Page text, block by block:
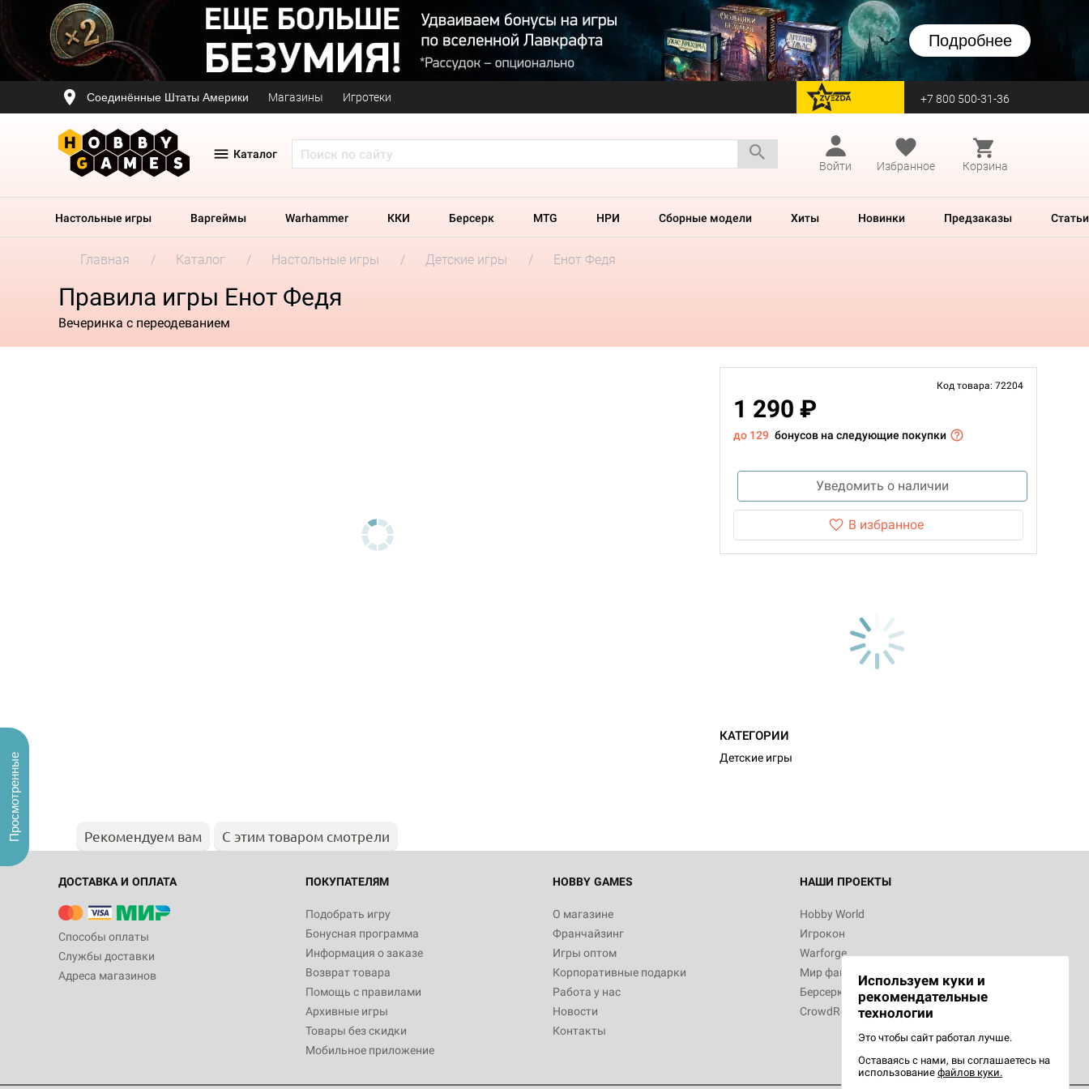
Подробнее
Соединённые Штаты Америки Магазины Игротеки перейти на Zvezda +7 800 500-31-36
Каталог
Войти
Избранное Корзина
Настольные игры Варгеймы Warhammer ККИ Берсерк MTG НРИ Сборные модели Хиты Новинки Предзаказы Статьи
Главная Каталог Настольные игры Детские игры Енот Федя
Правила игры Енот Федя
Вечеринка с переодеванием
Код товара: 72204
1 290 ₽
до 129 бонусов на следующие покупки
Уведомить о наличии
В избранное
КАТЕГОРИИ
Детские игры
Рекомендуем вам С этим товаром смотрели
ДОСТАВКА И ОПЛАТА
Способы оплаты
Службы доставки
Адреса магазинов
ПОКУПАТЕЛЯМ
Подобрать игру
Бонусная программа
Информация о заказе
Возврат товара
Помощь с правилами
Архивные игры
Товары без скидки
Мобильное приложение
HOBBY GAMES
О магазине
Франчайзинг
Игры оптом
Корпоративные подарки
Работа у нас
Новости
Контакты
НАШИ ПРОЕКТЫ
Hobby World
Игрокон
Warforge
Мир фантастики
Берсерк
CrowdRepublic
Используем куки и
рекомендательные
технологии
Это чтобы сайт работал лучше.
Оставаясь с нами, вы соглашаетесь на
использование файлов куки.
Просмотренные
Настольная игра Hobby World Монстры
Белая смерть
12 990
Настольная игра Hobby World Ужас
3 490